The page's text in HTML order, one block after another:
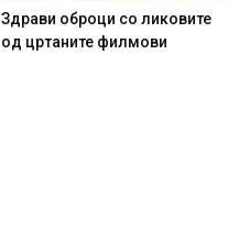
Здрави оброци со ликовите
од цртаните филмови